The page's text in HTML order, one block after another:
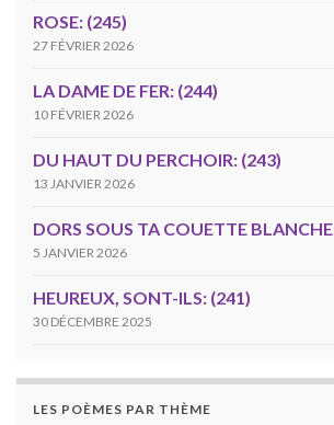
ROSE: (245)
27 FÉVRIER 2026
LA DAME DE FER: (244)
10 FÉVRIER 2026
DU HAUT DU PERCHOIR: (243)
13 JANVIER 2026
DORS SOUS TA COUETTE
5 JANVIER 2026
HEUREUX, SONT-ILS: (241)
30 DÉCEMBRE 2025
LES POÈMES PAR THÈME